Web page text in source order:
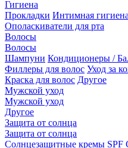
Гигиена
Прокладки Интимная гигиена
Ополаскиватели для рта
Волосы
Волосы
Шампуни Кондиционеры /
Филлеры для волос Уход за
Краска для волос Другое
Мужской уход
Мужской уход
Другое
Защита от солнца
Защита от солнца
Солнцезащитные кремы SPF